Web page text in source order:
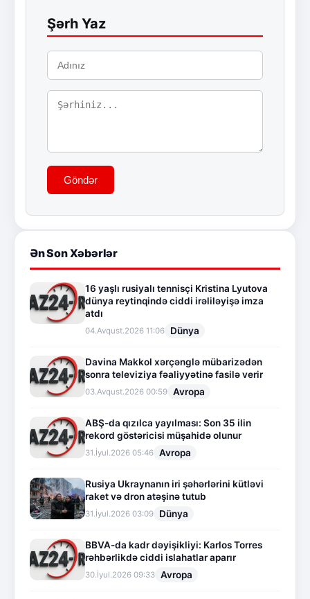
Şərh Yaz
Göndər
Ən Son Xəbərlər
16 yaşlı rusiyalı tennisçi Kristina Lyutova
dünya reytinqində ciddi irəliləyişə imza
atdı
04.Avqust.2026 11:06 Dünya
Davina Makkol xərçənglə mübarizədən
sonra televiziya fəaliyyətinə fasilə verir
03.Avqust.2026 00:59 Avropa
ABŞ-da qızılca yayılması: Son 35 ilin
rekord göstəricisi müşahidə olunur
31.İyul.2026 05:46 Avropa
Rusiya Ukraynanın iri şəhərlərini kütləvi
raket və dron atəşinə tutub
31.İyul.2026 03:09 Dünya
BBVA-da kadr dəyişikliyi: Karlos Torres
rəhbərlikdə ciddi islahatlar aparır
30.İyul.2026 09:33 Avropa